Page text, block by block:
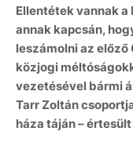
Ellentétek vannak
annak kapcsán,
leszámolni az
közjogi
vezetésével bármi
Tarr Zoltán
háza táján –